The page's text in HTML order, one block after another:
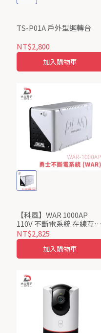
TS-P01A 戶外型迴轉台
NT$2,800
加入購物車
【科風】WAR 1000AP
110V 不斷電系統 在線互動
式UPS
NT$2,825
加入購物車